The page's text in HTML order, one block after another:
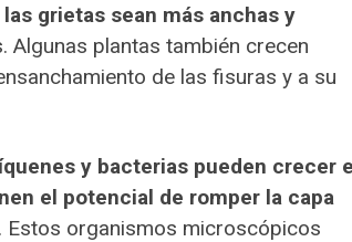
grietas sean más anchas y
Algunas plantas también crecen
de las fisuras y a su
y bacterias pueden crecer
el potencial de romper la capa
Estos organismos microscópicos